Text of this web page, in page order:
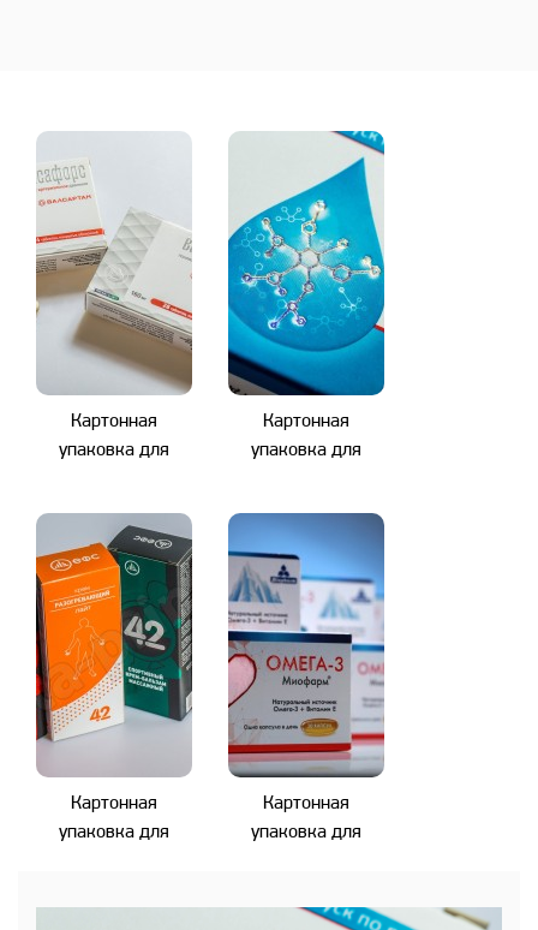
Картонная
упаковка для
Картонная
упаковка для
Картонная
упаковка для
Картонная
упаковка для